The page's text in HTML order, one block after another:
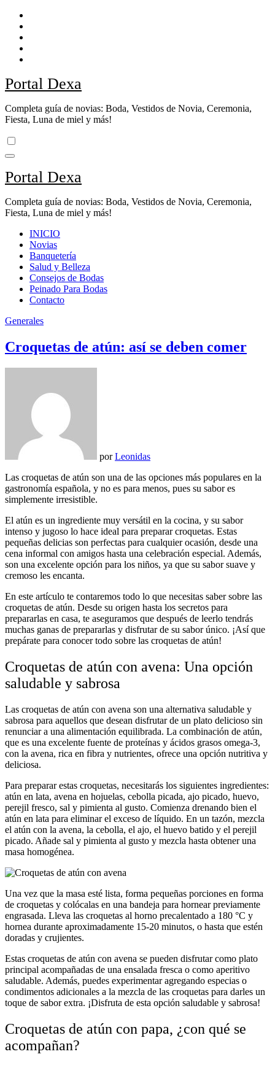
contenido
Portal Dexa
Completa guía de novias: Boda, Vestidos de Novia, Ceremonia,
Fiesta, Luna de miel y más!
Portal Dexa
Completa guía de novias: Boda, Vestidos de Novia, Ceremonia,
Fiesta, Luna de miel y más!
INICIO
Novias
Banquetería
Salud y Belleza
Consejos de Bodas
Peinado Para Bodas
Contacto
Generales
Croquetas de atún: así se deben comer
porLeonidas
Las croquetas de atún son una de las opciones más populares en la
gastronomía española, y no es para menos, pues su sabor es
simplemente irresistible.
El atún es un ingrediente muy versátil en la cocina, y su sabor
intenso y jugoso lo hace ideal para preparar croquetas. Estas
pequeñas delicias son perfectas para cualquier ocasión, desde una
cena informal con amigos hasta una celebración especial. Además,
son una excelente opción para los niños, ya que su sabor suave y
cremoso les encanta.
En este artículo te contaremos todo lo que necesitas saber sobre las
croquetas de atún. Desde su origen hasta los secretos para
prepararlas en casa, te aseguramos que después de leerlo tendrás
muchas ganas de prepararlas y disfrutar de su sabor único. ¡Así que
prepárate para conocer todo sobre las croquetas de atún!
Croquetas de atún con avena: Una opción
saludable y sabrosa
Las croquetas de atún con avena son una alternativa saludable y
sabrosa para aquellos que desean disfrutar de un plato delicioso sin
renunciar a una alimentación equilibrada. La combinación de atún,
que es una excelente fuente de proteínas y ácidos grasos omega-3,
con la avena, rica en fibra y nutrientes, ofrece una opción nutritiva y
deliciosa.
Para preparar estas croquetas, necesitarás los siguientes ingredientes:
atún en lata, avena en hojuelas, cebolla picada, ajo picado, huevo,
perejil fresco, sal y pimienta al gusto. Comienza drenando bien el
atún en lata para eliminar el exceso de líquido. En un tazón, mezcla
el atún con la avena, la cebolla, el ajo, el huevo batido y el perejil
picado. Añade sal y pimienta al gusto y mezcla hasta obtener una
masa homogénea.
Una vez que la masa esté lista, forma pequeñas porciones en forma
de croquetas y colócalas en una bandeja para hornear previamente
engrasada. Lleva las croquetas al horno precalentado a 180 °C y
hornea durante aproximadamente 15-20 minutos, o hasta que estén
doradas y crujientes.
Estas croquetas de atún con avena se pueden disfrutar como plato
principal acompañadas de una ensalada fresca o como aperitivo
saludable. Además, puedes experimentar agregando especias o
condimentos adicionales a la mezcla de las croquetas para darles un
toque de sabor extra. ¡Disfruta de esta opción saludable y sabrosa!
Croquetas de atún con papa, ¿con qué se
acompañan?